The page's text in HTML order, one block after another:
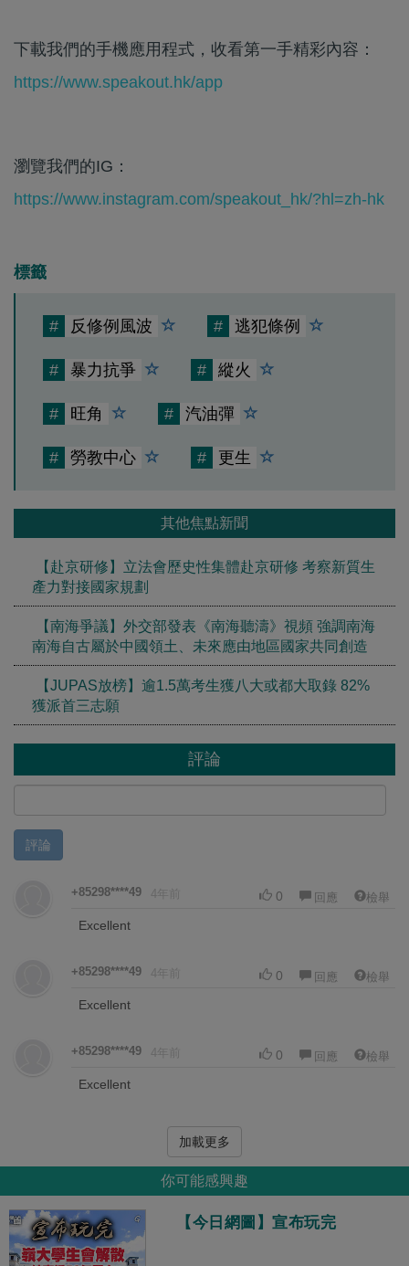
下載我們的手機應用程式，收看第一手精彩內容：
https://www.speakout.hk/app
瀏覽我們的IG：
https://www.instagram.com/speakout_hk/?hl=zh-hk
標籤
# 反修例風波 # 逃犯條例
# 暴力抗爭 # 縱火
# 旺角 # 汽油彈
# 勞教中心 # 更生
其他焦點新聞
【赴京研修】立法會歷史性集體赴京研修 考察新質生
產力對接國家規劃
【南海爭議】外交部發表《南海聽濤》視頻 強調南海
南海自古屬於中國領土、未來應由地區國家共同創造
【JUPAS放榜】逾1.5萬考生獲八大或都大取錄 82%
獲派首三志願
評論
評論
+85298****49 4年前 0 回應 檢舉
Excellent
+85298****49 4年前 0 回應 檢舉
Excellent
+85298****49 4年前 0 回應 檢舉
Excellent
加載更多
你可能感興趣
【今日網圖】宣布玩完